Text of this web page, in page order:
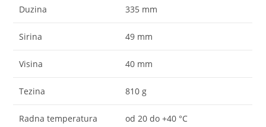
Duzina 335 mm
Sirina 49 mm
Visina 40 mm
Tezina 810 g
Radna temperatura od 20 do +40 °C